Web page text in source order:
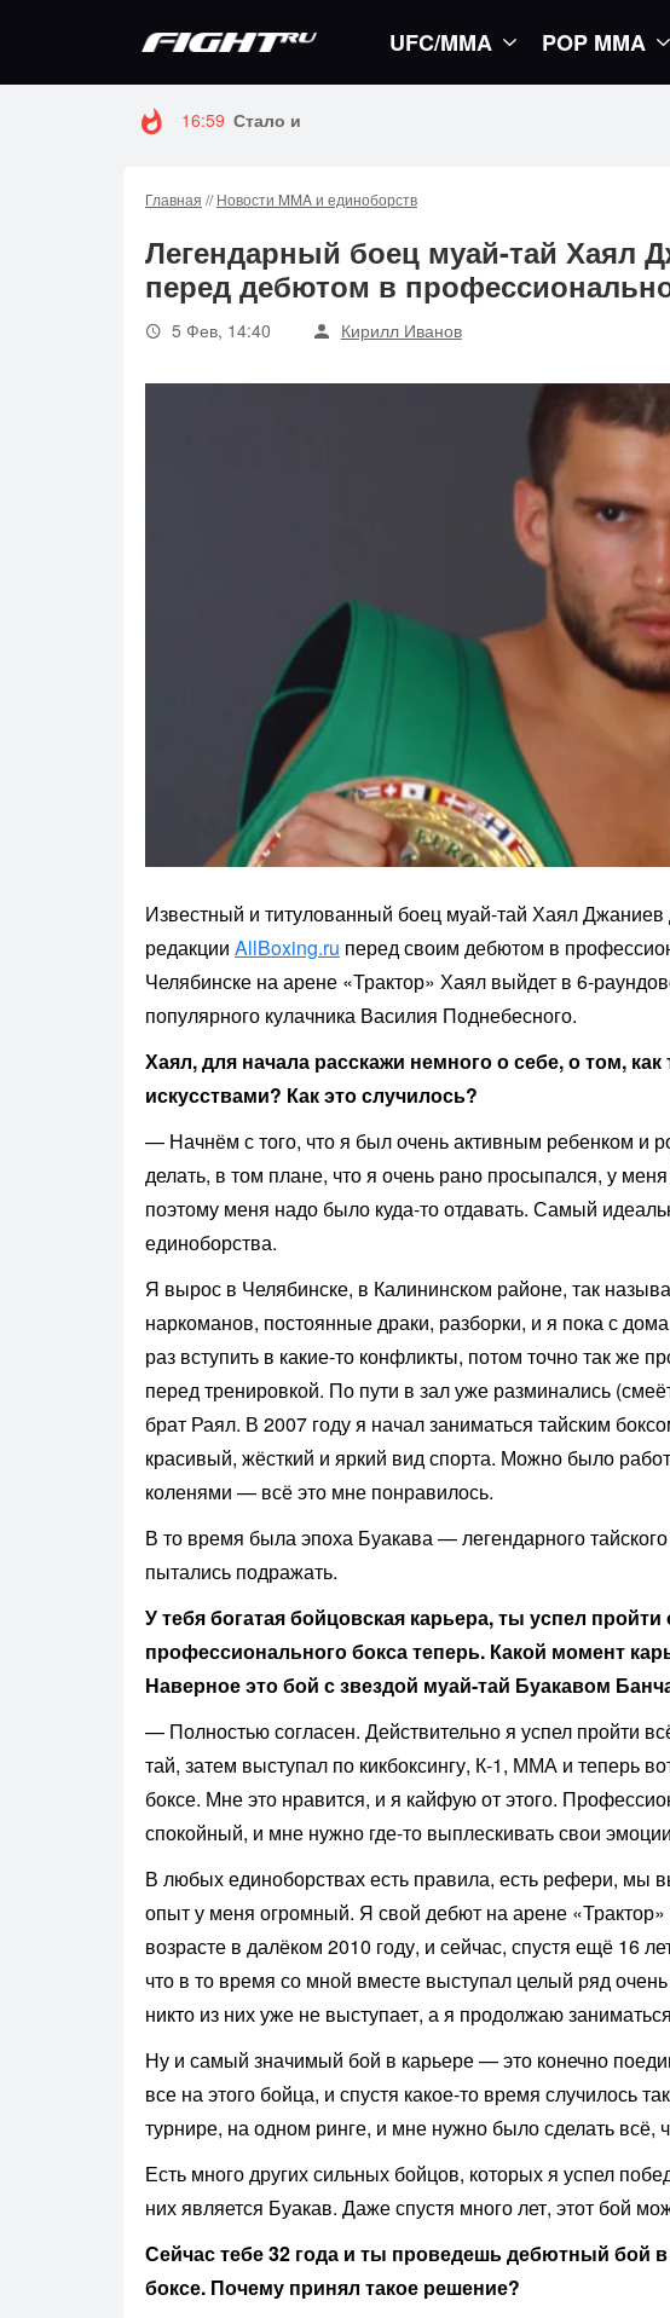
UFC/MMA POP MMA
16:59 Стало известно, когда Конор Макгрегор вернется в
Главная //Новости MMA и единоборств
Легендарный боец муай-тай Хаял
перед дебютом в
5 Фев, 14:40 Кирилл Иванов
Известный и титулованный боец муай-тай Хаял
редакции AllBoxing.ru перед своим дебютом в
Челябинске на арене «Трактор» Хаял выйдет в 6-
популярного кулачника Василия Поднебесного.
Хаял, для начала расскажи немного о себе, о том,
искусствами? Как это случилось?
— Начнём с того, что я был очень активным ребенком и
делать, в том плане, что я очень рано просыпался, у
поэтому меня надо было куда-то отдавать. Самый
единоборства.
Я вырос в Челябинске, в Калининском районе, так
наркоманов, постоянные драки, разборки, и я пока с
раз вступить в какие-то конфликты, потом точно так же
перед тренировкой. По пути в зал уже разминались
брат Раял. В 2007 году я начал заниматься тайским
красивый, жёсткий и яркий вид спорта. Можно было
коленями — всё это мне понравилось.
В то время была эпоха Буакава — легендарного
пытались подражать.
У тебя богатая бойцовская карьера, ты успел
профессионального бокса теперь. Какой момент
Наверное это бой с звездой муай-тай Буакавом
— Полностью согласен. Действительно я успел пройти
тай, затем выступал по кикбоксингу, К-1, ММА и теперь
боксе. Мне это нравится, и я кайфую от этого.
спокойный, и мне нужно где-то выплескивать свои
В любых единоборствах есть правила, есть рефери, мы
опыт у меня огромный. Я свой дебют на арене
возрасте в далёком 2010 году, и сейчас, спустя ещё 16
что в то время со мной вместе выступал целый ряд
никто из них уже не выступает, а я продолжаю
Ну и самый значимый бой в карьере — это конечно
все на этого бойца, и спустя какое-то время случилось
турнире, на одном ринге, и мне нужно было сделать всё,
Есть много других сильных бойцов, которых я успел
них является Буакав. Даже спустя много лет, этот бой
Сейчас тебе 32 года и ты проведешь дебютный бой
боксе. Почему принял такое решение?